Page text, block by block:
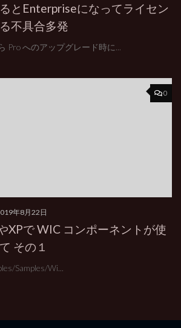
とEnterpriseになってライセン
不具合多発
Pro へのアップグレード時に...
0
年8月22日
XPで WIC コンポーネントが使
その１
Samples/Wi...